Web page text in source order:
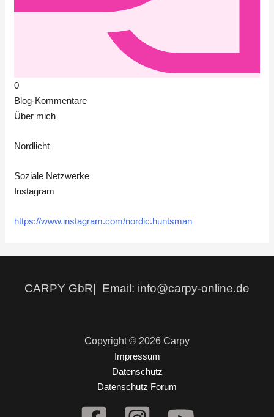
0
Blog-Kommentare
Über mich
Nordlicht
Soziale Netzwerke
Instagram
https://www.instagram.com/nordic.huntsman
CARPY GbR| Email: info@carpy-online.de
Copyright © 2026 Carpy
Impressum
Datenschutz
Datenschutz Forum